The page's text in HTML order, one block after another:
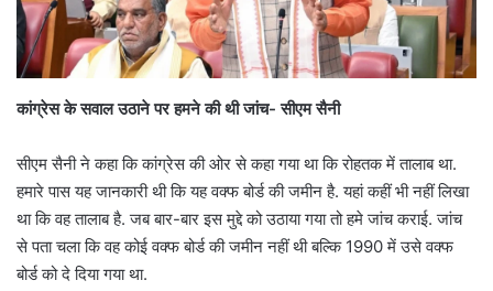
कांग्रेस के सवाल उठाने पर हमने की थी जांच- सीएम सैनी
सीएम सैनी ने कहा कि कांग्रेस की ओर से कहा गया था कि रोहतक में तालाब था.
हमारे पास यह जानकारी थी कि यह वक्फ बोर्ड की जमीन है. यहां कहीं भी नहीं लिखा
था कि वह तालाब है. जब बार-बार इस मुद्दे को उठाया गया तो हमे जांच कराई. जांच
से पता चला कि वह कोई वक्फ बोर्ड की जमीन नहीं थी बल्कि 1990 में उसे वक्फ
बोर्ड को दे दिया गया था.